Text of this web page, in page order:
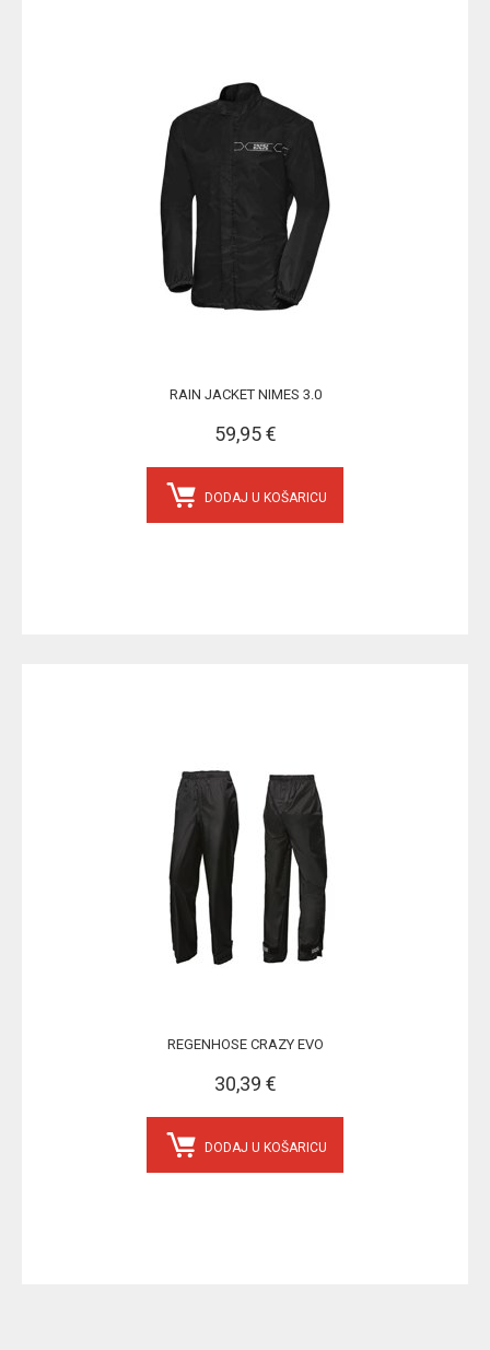
RAIN JACKET NIMES 3.0
59,95 €
DODAJ U KOŠARICU
REGENHOSE CRAZY EVO
30,39 €
DODAJ U KOŠARICU